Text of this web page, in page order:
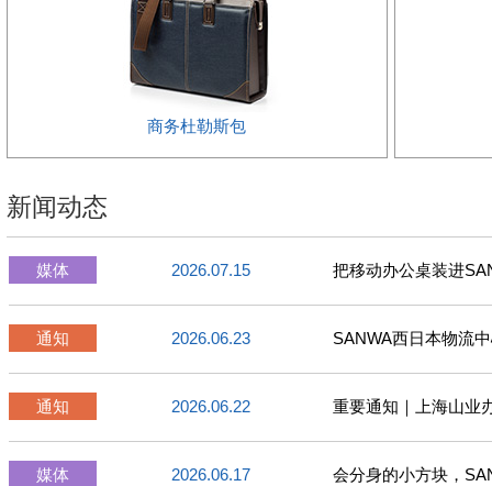
商务杜勒斯包
新闻动态
媒体 2026.07.15 把移动办公桌装进
通知 2026.06.23 SANWA西日本物流
通知 2026.06.22 重要通知｜上海山业
媒体 2026.06.17 会分身的小方块，